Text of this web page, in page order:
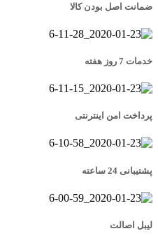
ضمانت اصل بودن کالا
خدمات 7 روز هفته
پرداخت امن اینترنتی
پشتیبانی 24 ساعته
لیبل اصالت